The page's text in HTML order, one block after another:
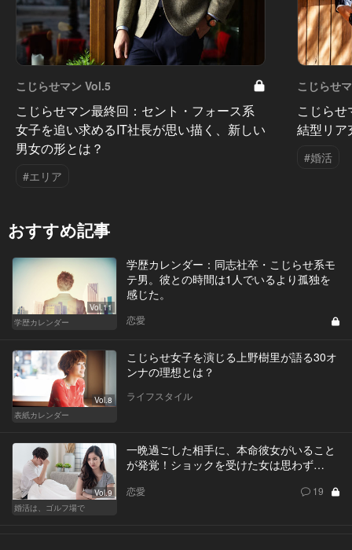
こじらせマン Vol.5
こじらせマン最終回：セント・フォース系
女子を追い求めるIT社長が思い描く、新しい
男女の形とは？
#エリア
こじらせ
こじら
結型リア
#婚活
おすすめ記事
Vol.11
学歴カレンダー
学歴カレンダー：同志社卒・こじらせ系モ
テ男。彼との時間は1人でいるより孤独を
感じた。
恋愛
Vol.8
表紙カレンダー
こじらせ女子を演じる上野樹里が語る30オ
ンナの理想とは？
ライフスタイル
Vol.9
婚活は、ゴルフ場で
一晩過ごした相手に、本命彼女がいること
が発覚！ショックを受けた女は思わず…
恋愛 19